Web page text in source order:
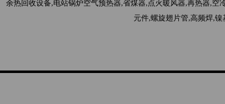
余热回收设备,电站锅炉空气预热器,省煤器,点火暖风器,再热器,
元件,螺旋翅片管,高频焊,